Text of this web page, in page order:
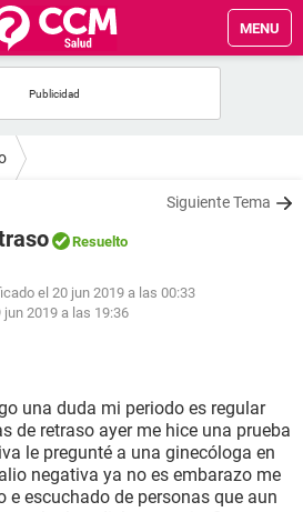
MENU
Siguiente Tema
Resuelto
el 20 jun 2019 a las 00:33
jun 2019 a las 19:36
una duda mi periodo es regular
de retraso ayer me hice una prueba
le pregunté a una ginecóloga en
negativa ya no es embarazo me
e escuchado de personas que aun